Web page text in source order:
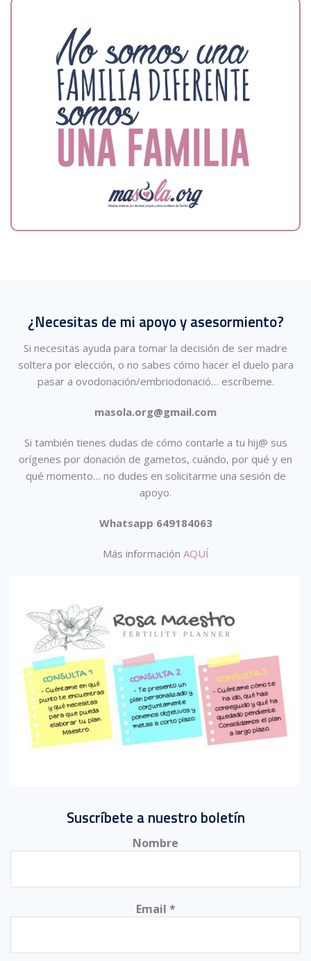
¿Necesitas de mi apoyo y asesormiento?
Si necesitas ayuda para tomar la decisión de ser madre
soltera por elección, o no sabes cómo hacer el duelo para
pasar a ovodonación/embriodonació… escríbeme.
masola.org@gmail.com
Si también tienes dudas de cómo contarle a tu hij@ sus
orígenes por donación de gametos, cuándo, por qué y en
qué momento… no dudes en solicitarme una sesión de
apoyo.
Whatsapp 649184063
Más información AQUÍ
Suscríbete a nuestro boletín
Nombre
Email *